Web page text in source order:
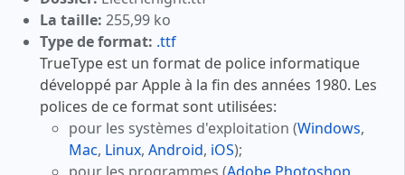
La taille: 255,99 ko
Type de format: .ttf
TrueType est un format de police informatique
développé par Apple à la fin des années 1980. Les
polices de ce format sont utilisées:
pour les systèmes d'exploitation (Windows,
Mac, Linux, Android, iOS);